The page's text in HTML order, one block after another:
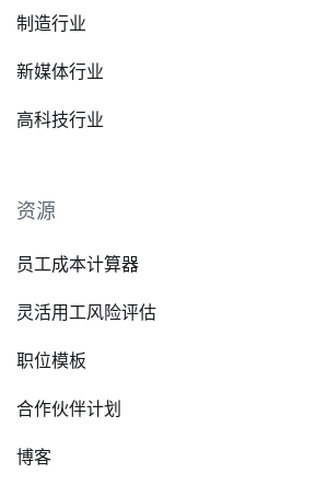
制造行业
新媒体行业
高科技行业
资源
员工成本计算器
灵活用工风险评估
职位模板
合作伙伴计划
博客